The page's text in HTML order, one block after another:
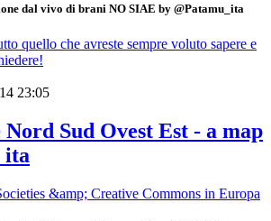
dal vivo di brani NO SIAE by @Patamu_ita
quello che avreste sempre voluto sapere e
23:05
Nord Sud Ovest Est - a map